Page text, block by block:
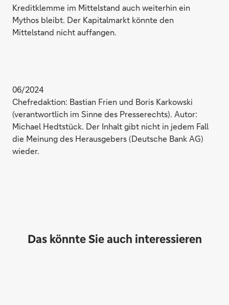
Kreditklemme im Mittelstand auch weiterhin ein
Mythos bleibt. Der Kapitalmarkt könnte den
Mittelstand nicht auffangen.
06/2024
Chefredaktion: Bastian Frien und Boris Karkowski
(verantwortlich im Sinne des Presserechts). Autor:
Michael Hedtstück. Der Inhalt gibt nicht in jedem Fall
die Meinung des Herausgebers (Deutsche Bank AG)
wieder.
Das könnte Sie auch interessieren